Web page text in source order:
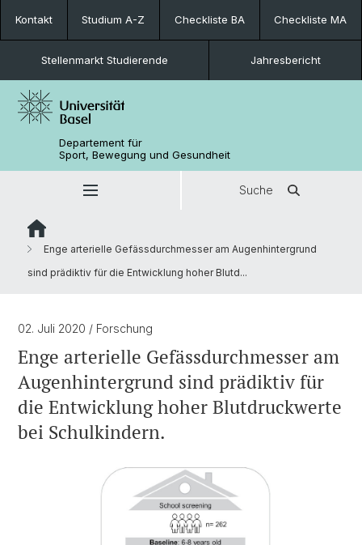
Kontakt Studium A-Z Checkliste BA Checkliste MA
Stellenmarkt Studierende Jahresbericht
Departement für
Sport, Bewegung und Gesundheit
Suche
Enge arterielle Gefässdurchmesser am Augenhintergrund
sind prädiktiv für die Entwicklung hoher Blutd...
02. Juli 2020 / Forschung
Enge arterielle Gefässdurchmesser am
Augenhintergrund sind prädiktiv für
die Entwicklung hoher Blutdruckwerte
bei Schulkindern.